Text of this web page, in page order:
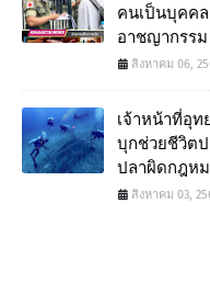
คนเป็นบุคค
อาชญากรร
สิงหาคม 06,
เจ้าหน้าที่อุ
บุกช่วยชีวิตป
ปลาผิดกฎหม
สิงหาคม 03,